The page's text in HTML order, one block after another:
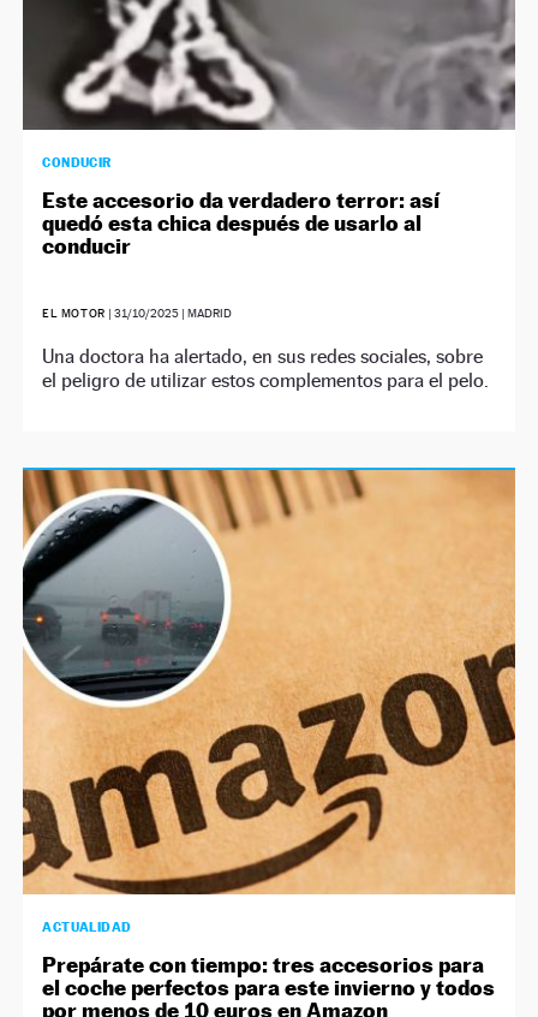
CONDUCIR
Este accesorio da verdadero terror: así
quedó esta chica después de usarlo al
conducir
EL MOTOR | 31/10/2025| MADRID
Una doctora ha alertado, en sus redes sociales, sobre
el peligro de utilizar estos complementos para el pelo.
ACTUALIDAD
Prepárate con tiempo: tres accesorios para
el coche perfectos para este invierno y todos
por menos de 10 euros en Amazon